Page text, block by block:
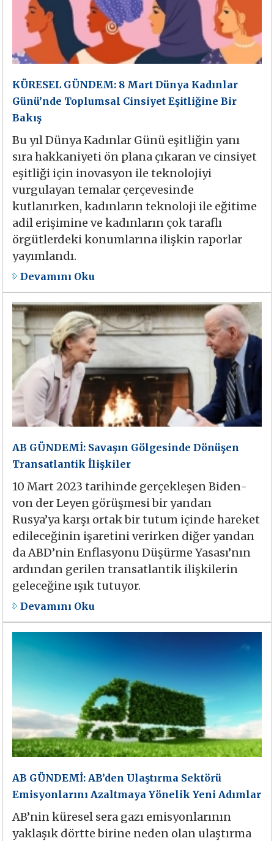
KÜRESEL GÜNDEM: 8 Mart Dünya Kadınlar
Günü’nde Toplumsal Cinsiyet Eşitliğine Bir
Bakış
Bu yıl Dünya Kadınlar Günü eşitliğin yanı
sıra hakkaniyeti ön plana çıkaran ve cinsiyet
eşitliği için inovasyon ile teknolojiyi
vurgulayan temalar çerçevesinde
kutlanırken, kadınların teknoloji ile eğitime
adil erişimine ve kadınların çok taraflı
örgütlerdeki konumlarına ilişkin raporlar
yayımlandı.
Devamını Oku
AB GÜNDEMİ: Savaşın Gölgesinde Dönüşen
Transatlantik İlişkiler
10 Mart 2023 tarihinde gerçekleşen Biden-
von der Leyen görüşmesi bir yandan
Rusya’ya karşı ortak bir tutum içinde hareket
edileceğinin işaretini verirken diğer yandan
da ABD’nin Enflasyonu Düşürme Yasası’nın
ardından gerilen transatlantik ilişkilerin
geleceğine ışık tutuyor.
Devamını Oku
AB GÜNDEMİ: AB’den Ulaştırma Sektörü
Emisyonlarını Azaltmaya Yönelik Yeni Adımlar
AB’nin küresel sera gazı emisyonlarının
yaklaşık dörtte birine neden olan ulaştırma